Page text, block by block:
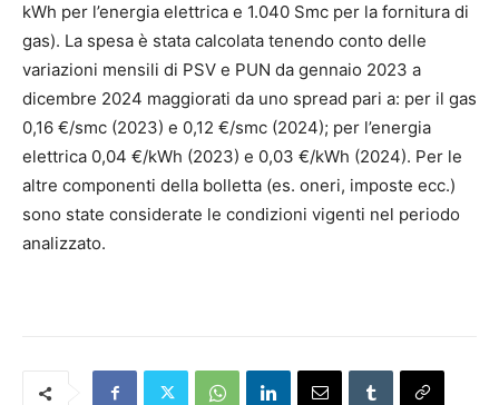
kWh per l’energia elettrica e 1.040 Smc per la fornitura di
gas). La spesa è stata calcolata tenendo conto delle
variazioni mensili di PSV e PUN da gennaio 2023 a
dicembre 2024 maggiorati da uno spread pari a: per il gas
0,16 €/smc (2023) e 0,12 €/smc (2024); per l’energia
elettrica 0,04 €/kWh (2023) e 0,03 €/kWh (2024). Per le
altre componenti della bolletta (es. oneri, imposte ecc.)
sono state considerate le condizioni vigenti nel periodo
analizzato.